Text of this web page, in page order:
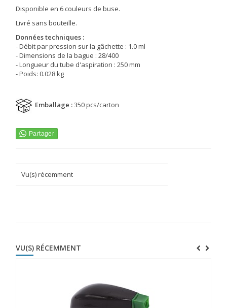
Disponible en 6 couleurs de buse.
Livré sans bouteille.
Données techniques :
- Débit par pression sur la gâchette : 1.0 ml
- Dimensions de la bague : 28/400
- Longueur du tube d'aspiration : 250 mm
- Poids: 0.028 kg
Emballage :350 pcs/carton
Vu(s) récemment
VU(S) RÉCEMMENT